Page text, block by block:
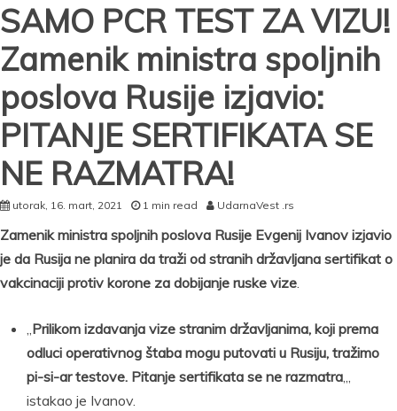
SAMO PCR TEST ZA VIZU!
Zamenik ministra spoljnih
poslova Rusije izjavio:
PITANJE SERTIFIKATA SE
NE RAZMATRA!
utorak, 16. mart, 2021 1 min read UdarnaVest .rs
Zamenik ministra spoljnih poslova Rusije Evgenij Ivanov izjavio
je da Rusija ne planira da traži od stranih državljana sertifikat o
vakcinaciji protiv korone za dobijanje ruske vize.
„Prilikom izdavanja vize stranim državljanima, koji prema
odluci operativnog štaba mogu putovati u Rusiju, tražimo
pi-si-ar testove. Pitanje sertifikata se ne razmatra„,
istakao je Ivanov.